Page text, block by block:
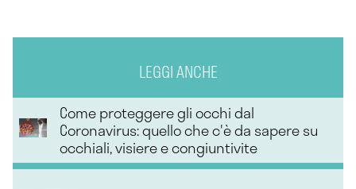
LEGGI ANCHE
Come proteggere gli occhi dal
Coronavirus: quello che c'è da sapere su
occhiali, visiere e congiuntivite